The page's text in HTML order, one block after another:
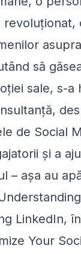
revoluţionat,
să
sale, s-a
de Social
şi a
– aşa au
LinkedIn,
Your